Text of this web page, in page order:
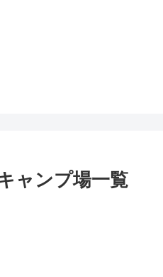
ャンプ場一覧